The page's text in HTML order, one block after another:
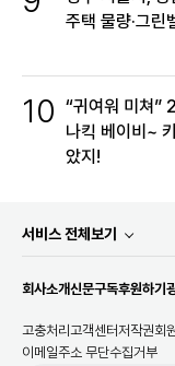
주택 물량·그린
10 “귀여워 미쳐”
나킥 베이비~
았지!
서비스 전체보기
회사소개신문구독후원하기
고충처리 고객센터저작권회
이메일주소 무단수집거부